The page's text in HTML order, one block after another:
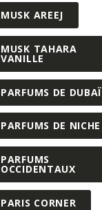
MUSK AREEJ
MUSK TAHARA
VANILLE
PARFUMS DE DUBAÏ
PARFUMS DE NICHE
PARFUMS
OCCIDENTAUX
PARIS CORNER